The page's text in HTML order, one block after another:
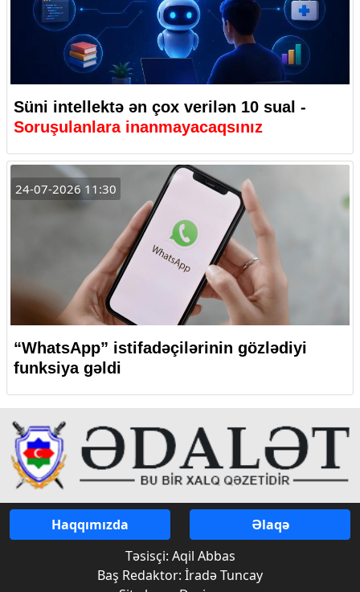
Süni intellektə ən çox verilən 10 sual -
Soruşulanlara inanmayacaqsınız
24-07-2026 11:30
“WhatsApp” istifadəçilərinin gözlədiyi
funksiya gəldi
Haqqımızda
Əlaqə
Təsisçi: Aqil Abbas
Baş Redaktor: İradə Tuncay